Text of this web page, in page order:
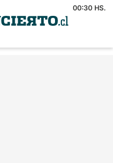
00:30 HS.